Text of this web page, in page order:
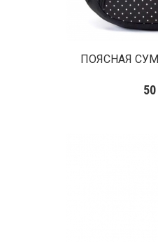
ПОЯСНАЯ
50